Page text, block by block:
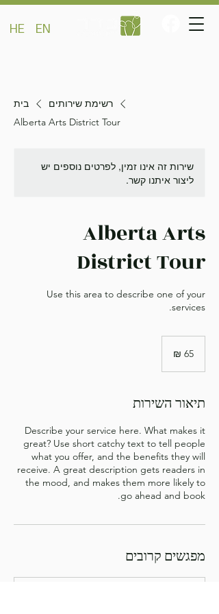
HE EN
בית
רשימת שירותים
Alberta Arts District Tour
שירות זה אינו זמין, לפרטים נוספים יש
ליצור איתנו קשר.
Alberta Arts
District Tour
Use this area to describe one of your
services.
חדשים
תיאור השירות
Describe your service here. What makes it
great? Use short catchy text to tell people
what you offer, and the benefits they will
receive. A great description gets readers in
the mood, and makes them more likely to
go ahead and book.
מפגשים קרובים